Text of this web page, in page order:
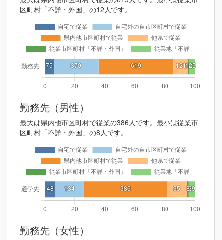
区町村「不詳・外国」の12人です。
勤務先（男性）
最大は県内他市区町村で従業の386人です。最小は従業市
区町村「不詳・外国」の8人です。
勤務先（女性）